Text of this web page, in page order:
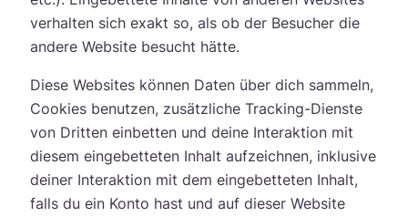
verhalten sich exakt so, als ob der Besucher die
andere Website besucht hätte.
Diese Websites können Daten über dich sammeln,
Cookies benutzen, zusätzliche Tracking-Dienste
von Dritten einbetten und deine Interaktion mit
diesem eingebetteten Inhalt aufzeichnen, inklusive
deiner Interaktion mit dem eingebetteten Inhalt,
falls du ein Konto hast und auf dieser Website